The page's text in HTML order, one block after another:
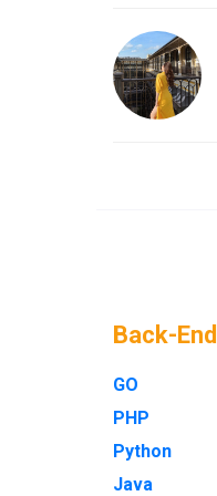
Back-End
GO
PHP
Python
Java